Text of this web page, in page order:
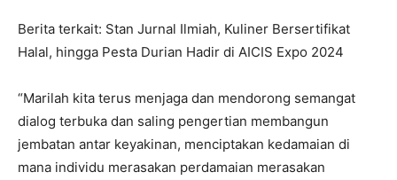
Berita terkait: Stan Jurnal Ilmiah, Kuliner Bersertifikat
Halal, hingga Pesta Durian Hadir di AICIS Expo 2024
“Marilah kita terus menjaga dan mendorong semangat
dialog terbuka dan saling pengertian membangun
jembatan antar keyakinan, menciptakan kedamaian di
mana individu merasakan perdamaian merasakan